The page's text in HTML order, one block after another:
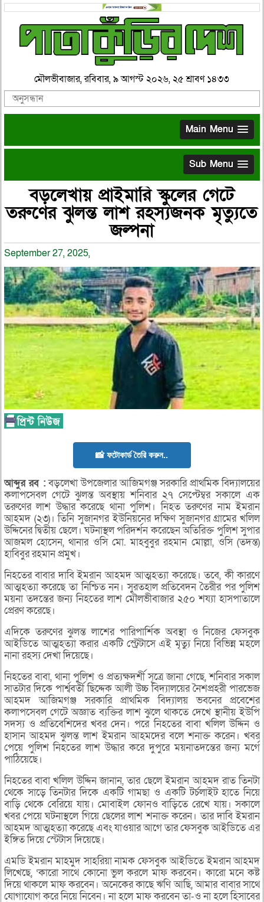
মৌলভীবাজার, রবিবার, ৯ আগস্ট ২০২৬, ২৫ শ্রাবণ ১৪৩৩
Main Menu
Sub Menu
বড়লেখায় প্রাইমারি স্কুলের গেটে
তরুণের ঝুলন্ত লাশ রহস্যজনক মৃত্যুতে
জল্পনা
September 27, 2025,
📸 ফটোকার্ড তৈরি করুন..
আব্দুররব :বড়লেখা উপজেলার আজিমগঞ্জ সরকারি প্রাথমিক বিদ্যালয়ের
কলাপসেবল গেটে ঝুলন্ত অবস্থায় শনিবার ২৭ সেপ্টেম্বর সকালে এক
তরুণের লাশ উদ্ধার করেছে থানা পুলিশ। নিহত তরুণের নাম ইমরান
আহমদ (২৩)। তিনি সুজানগর ইউনিয়নের দক্ষিণ সুজানগর গ্রামের খলিল
উদ্দিনের দ্বিতীয় ছেলে। ঘটনাস্থল পরিদর্শন করেছেন অতিরিক্ত পুলিশ সুপার
আজমল হোসেন, থানার ওসি মো. মাহবুবুর রহমান মোল্লা, ওসি (তদন্ত)
হাবিবুর রহমান প্রমুখ।
নিহতের বাবার দাবি ইমরান আহমদ আত্মহত্যা করেছে। তবে, কী কারণে
আত্মহত্যা করেছে তা নিশ্চিত নন। সুরতহাল প্রতিবেদন তৈরীর পর পুলিশ
ময়না তদন্তের জন্য নিহতের লাশ মৌলভীবাজার ২৫০ শয্যা হাসপাতালে
প্রেরণ করেছে।
এদিকে তরুণের ঝুলন্ত লাশের পারিপার্শিক অবস্থা ও নিজের ফেসবুক
আইডিতে আত্মহত্যা করার একটি স্ট্রেটাসে এই মৃত্যু নিয়ে বিভিন্ন মহলে
নানা রহস্য দেখা দিয়েছে।
নিহতের বাবা, থানা পুলিশ ও প্রত্যক্ষদর্শী সূত্রে জানা গেছে, শনিবার সকাল
সাতটার দিকে পার্শ্ববর্তী ছিদ্দেক আলী উচ্চ বিদ্যালয়ের নৈশপ্রহরী পারভেজ
আহমদ আজিমগঞ্জ সরকারি প্রাথমিক বিদ্যালয় ভবনের প্রবেশের
কলাপসেবল গেটে অজ্ঞাত ব্যক্তির লাশ ঝুলে থাকতে দেখে স্থানীয় ইউপি
সদস্য ও প্রতিবেশিদের খবর দেন। পরে নিহতের বাবা খলিল উদ্দিন ও
হাসান আহমদ ঝুলন্ত লাশ ইমরান আহমদের বলে শনাক্ত করেন। খবর
পেয়ে পুলিশ নিহতের লাশ উদ্ধার করে দুপুরে ময়নাতদন্তের জন্য মর্গে
পাঠিয়েছে।
নিহতের বাবা খলিল উদ্দিন জানান, তার ছেলে ইমরান আহমদ রাত তিনটা
থেকে সাড়ে তিনটার দিকে একটি গামছা ও একটি টর্চলাইট হাতে নিয়ে
বাড়ি থেকে বেরিয়ে যায়। মোবাইল ফোনও বাড়িতে রেখে যায়। সকালে
খবর পেয়ে ঘটনাস্থলে গিয়ে ছেলের লাশ শনাক্ত করেন। তার দাবি ইমরান
আহমদ আত্মহত্যা করেছে এবং যাওয়ার আগে তার ফেসবুক আইডিতে এর
ইঙ্গিত দিয়ে স্টেটাস দিয়েছে।
এমডি ইমরান মাহমুদ সাহরিয়া নামক ফেসবুক আইডিতে ইমরান আহমদ
লিখেছে, ‘কারো সাথে কোনো ভুল করলে মাফ করবেন। কারো মনে কষ্ট
দিয়ে থাকলে মাফ করবেন। অনেকের কাছে ঋণি আছি, আমার বাবার সাথে
যোগাযোগ করে নিয়ে নিবেন। না হলে মাফ করবেন তা-ও না হলে হিসাবের